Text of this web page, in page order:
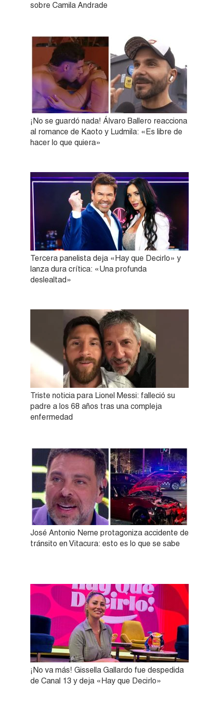
sobre Camila Andrade
¡No se guardó nada! Álvaro Ballero reacciona
al romance de Kaoto y Ludmila: «Es libre de
hacer lo que quiera»
Tercera panelista deja «Hay que Decirlo» y
lanza dura crítica: «Una profunda
deslealtad»
Triste noticia para Lionel Messi: falleció su
padre a los 68 años tras una compleja
enfermedad
José Antonio Neme protagoniza accidente de
tránsito en Vitacura: esto es lo que se sabe
¡No va más! Gissella Gallardo fue despedida
de Canal 13 y deja «Hay que Decirlo»